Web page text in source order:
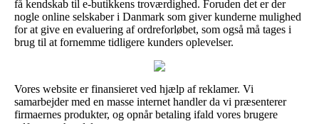
få kendskab til e-butikkens troværdighed. Foruden det er der
nogle online selskaber i Danmark som giver kunderne mulighed
for at give en evaluering af ordreforløbet, som også må tages i
brug til at fornemme tidligere kunders oplevelser.
Vores website er finansieret ved hjælp af reklamer. Vi
samarbejder med en masse internet handler da vi præsenterer
firmaernes produkter, og opnår betaling ifald vores brugere